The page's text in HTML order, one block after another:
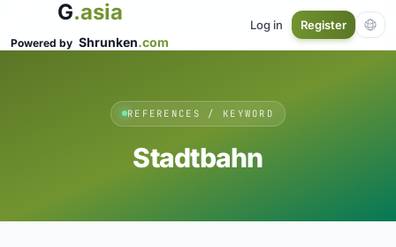
G.asia
Powered by Shrunken.com
Log in Register
REFERENCES / KEYWORD
Stadtbahn